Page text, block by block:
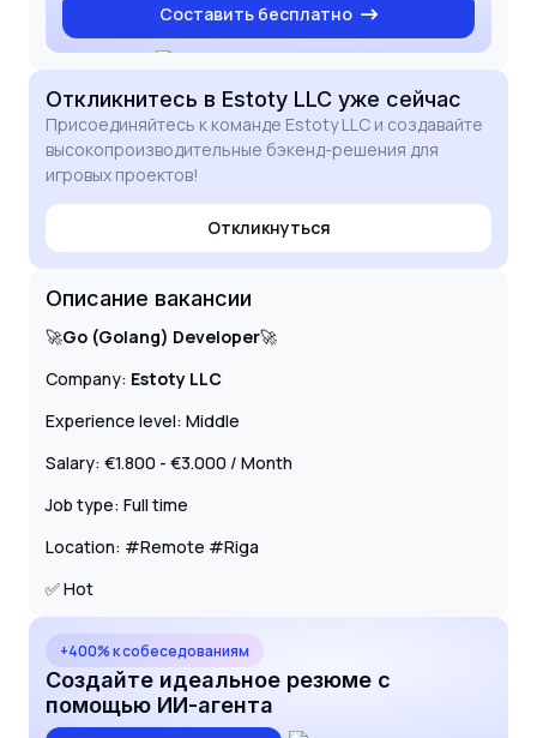
Составить бесплатно
Откликнитесь в Estoty LLC уже сейчас
Присоединяйтесь к команде Estoty LLC и создавайте
высокопроизводительные бэкенд-решения для
игровых проектов!
Откликнуться
Описание вакансии
🚀Go (Golang) Developer🚀
Company: Estoty LLC
Experience level: Middle
Salary: €1.800 - €3.000 / Month
Job type: Full time
Location: #Remote #Riga
✅ Hot
+400% к собеседованиям
Создайте идеальное резюме с
помощью ИИ-агента